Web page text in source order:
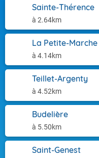
Sainte-Thérence
à 2.64km
La Petite-Marche
à 4.14km
Teillet-Argenty
à 4.52km
Budelière
à 5.50km
Saint-Genest